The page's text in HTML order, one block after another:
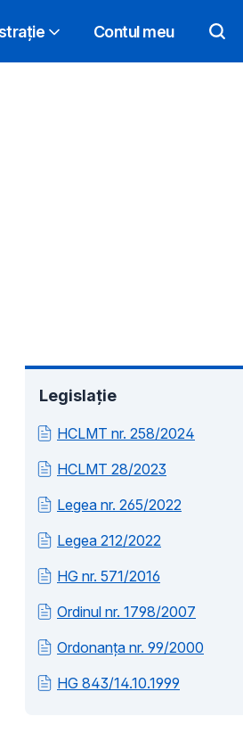
Contul meu
Legislație
HCLMT nr. 258/2024
HCLMT 28/2023
Legea nr. 265/2022
Legea 212/2022
HG nr. 571/2016
Ordinul nr. 1798/2007
Ordonanța nr. 99/2000
HG 843/14.10.1999